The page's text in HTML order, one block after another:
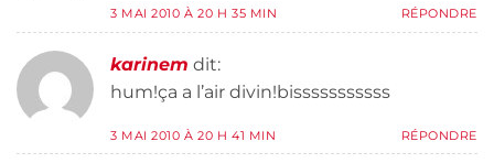
3 MAI 2010 À 20 H 35 MIN RÉPONDRE
karinem dit:
hum!ça a l’air divin!bisssssssssss
3 MAI 2010 À 20 H 41 MIN RÉPONDRE